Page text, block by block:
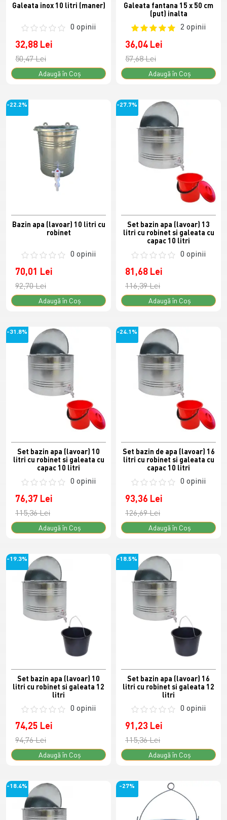
Galeata inox 10 litri (maner)
0 opinii
32,88 Lei
50,47 Lei
Adaugă în Coş
Galeata fantana 15 x 50 cm
(put) inalta
2 opinii
36,04 Lei
57,68 Lei
Adaugă în Coş
-22.2%
Bazin apa (lavoar) 10 litri cu
robinet
0 opinii
70,01 Lei
92,70 Lei
Adaugă în Coş
-27.7%
Set bazin apa (lavoar) 13
litri cu robinet si galeata cu
capac 10 litri
0 opinii
81,68 Lei
116,39 Lei
Adaugă în Coş
-31.8%
Set bazin apa (lavoar) 10
litri cu robinet si galeata cu
capac 10 litri
0 opinii
76,37 Lei
115,36 Lei
Adaugă în Coş
-24.1%
Set bazin de apa (lavoar) 16
litri cu robinet si galeata cu
capac 10 litri
0 opinii
93,36 Lei
126,69 Lei
Adaugă în Coş
-19.3%
Set bazin apa (lavoar) 10
litri cu robinet si galeata 12
litri
0 opinii
74,25 Lei
94,76 Lei
Adaugă în Coş
-18.5%
Set bazin apa (lavoar) 16
litri cu robinet si galeata 12
litri
0 opinii
91,23 Lei
115,36 Lei
Adaugă în Coş
-18.4% -27%